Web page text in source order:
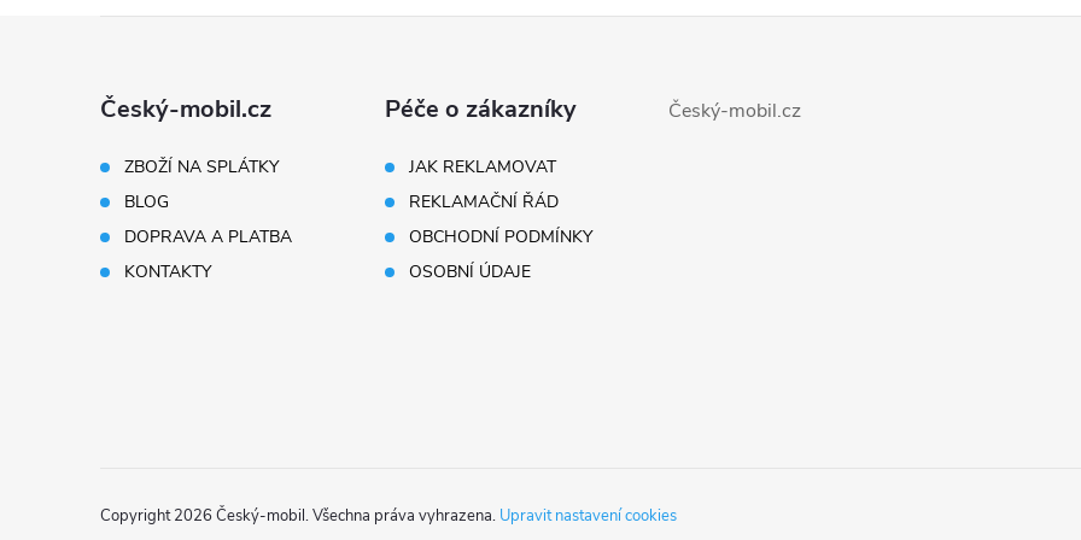
c
í
p
r
v
Český-mobil.cz
ZBOŽÍ NA SPLÁTKY
BLOG
DOPRAVA A PLATBA
KONTAKTY
Péče o zákazníky
JAK REKLAMOVAT
REKLAMAČNÍ ŘÁD
OBCHODNÍ PODMÍNKY
OSOBNÍ ÚDAJE
Český-mobil.cz
Copyright 2026 Český-mobil. Všechna práva vyhrazena. Upravit nastavení cookies